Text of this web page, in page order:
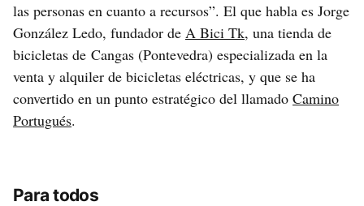
las personas en cuanto a recursos”. El que habla es Jorge
González Ledo, fundador de A Bici Tk, una tienda de
bicicletas de Cangas (Pontevedra) especializada en la
venta y alquiler de bicicletas eléctricas, y que se ha
convertido en un punto estratégico del llamado Camino
Portugués.
Para todos